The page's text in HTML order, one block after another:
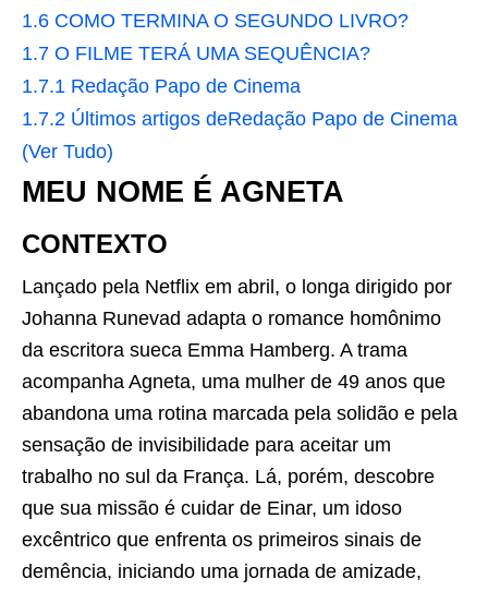
1.6 COMO TERMINA O SEGUNDO LIVRO?
1.7 O FILME TERÁ UMA SEQUÊNCIA?
1.7.1 Redação Papo de Cinema
1.7.2 Últimos artigos deRedação Papo de Cinema
(Ver Tudo)
MEU NOME É AGNETA
CONTEXTO
Lançado pela Netflix em abril, o longa dirigido por
Johanna Runevad adapta o romance homônimo
da escritora sueca Emma Hamberg. A trama
acompanha Agneta, uma mulher de 49 anos que
abandona uma rotina marcada pela solidão e pela
sensação de invisibilidade para aceitar um
trabalho no sul da França. Lá, porém, descobre
que sua missão é cuidar de Einar, um idoso
excêntrico que enfrenta os primeiros sinais de
demência, iniciando uma jornada de amizade,